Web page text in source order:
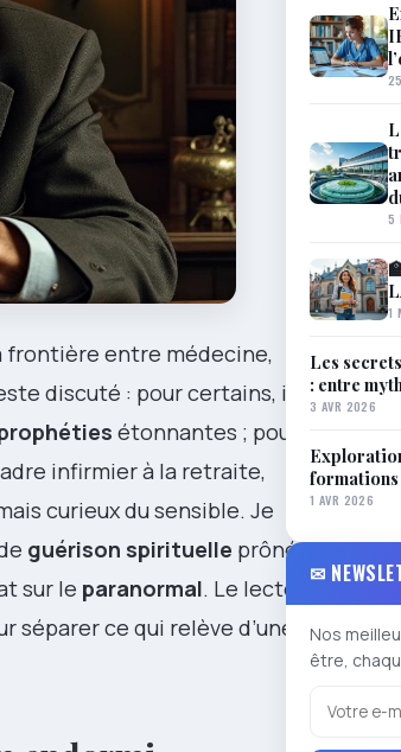
frontière entre médecine,
discuté : pour certains, il fut
étonnantes ; pour
infirmier à la retraite,
curieux du sensible. Je
guérison spirituelle prônées
sur le paranormal. Le lecteur
ce qui relève d’une
5
1
Les
: entre
3 AVR 2026
1 AVR 2026
✉
Nos
être,